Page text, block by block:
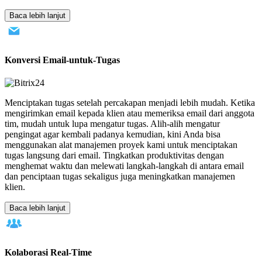
Baca lebih lanjut
Konversi Email-untuk-Tugas
Menciptakan tugas setelah percakapan menjadi lebih mudah. Ketika
mengirimkan email kepada klien atau memeriksa email dari anggota
tim, mudah untuk lupa mengatur tugas. Alih-alih mengatur
pengingat agar kembali padanya kemudian, kini Anda bisa
menggunakan alat manajemen proyek kami untuk menciptakan
tugas langsung dari email. Tingkatkan produktivitas dengan
menghemat waktu dan melewati langkah-langkah di antara email
dan penciptaan tugas sekaligus juga meningkatkan manajemen
klien.
Baca lebih lanjut
Kolaborasi Real-Time